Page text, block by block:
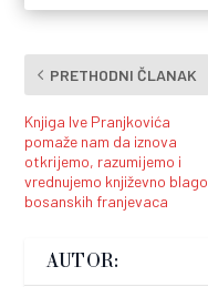
PRETHODNI ČLANAK
Knjiga Ive Pranjkovića
pomaže nam da iznova
otkrijemo, razumijemo i
vrednujemo književno blago
bosanskih franjevaca
AUTOR: